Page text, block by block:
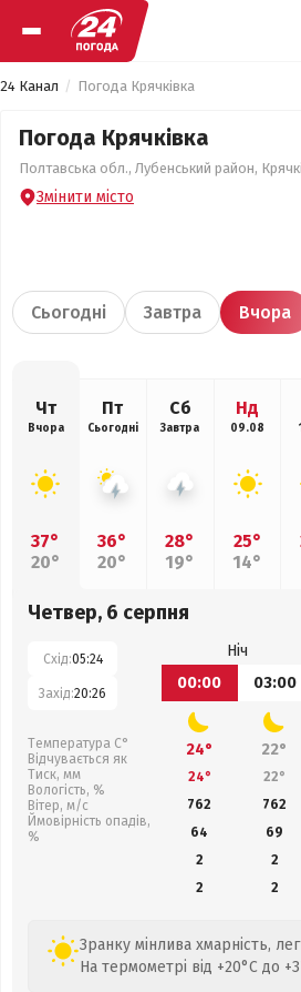
24 Канал Погода Крячківка
Погода Крячківка
Полтавська обл., Лубенський район,
Змінити місто
Сьогодні Завтра Вчора
Чт
Вчора
37°
20°
Пт
Сьогодні
36°
20°
Сб
Завтра
28°
19°
Нд
09.08
25°
14°
Четвер, 6 серпня
Схід:05:24
Захід:20:26
Температура С°
Відчувається як
Тиск, мм
Вологість, %
Вітер, м/с
Ймовірність опадів,
%
Ніч
00:00
03:00
24° 22°
24° 22°
762
762
64
69
2
2
2
2
Зранку мінлива хмарність,
На термометрі від +20°C до